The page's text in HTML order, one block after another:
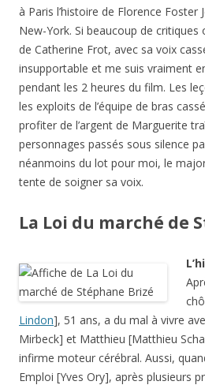
à Paris l’histoire de Florence Foster
New-York. Si beaucoup de
de Catherine Frot, avec sa voix
insupportable et me suis vraiment
pendant les 2 heures du film. Les
les exploits de l’équipe de bras
profiter de l’argent de Marguerite
personnages passés sous silence
néanmoins du lot pour moi, le
tente de soigner sa voix.
La Loi du marché de
Lindon], 51 ans, a du mal à vivre
Mirbeck] et Matthieu [Matthieu
infirme moteur cérébral. Aussi,
Emploi [Yves Ory], après plusieurs